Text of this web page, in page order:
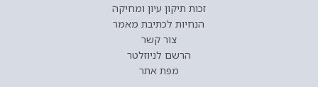
זכות תיקון עיון ומחיקה
הנחיות לכתיבת מאמר
צור קשר
הרשם לניוזלטר
מפת אתר